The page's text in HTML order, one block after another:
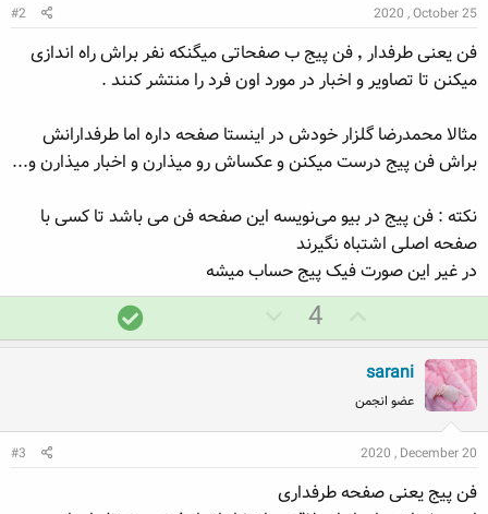
2020 , October 25
#2
فن یعنی طرفدار ٬ فن پیج ب صفحاتی میگنکه نفر براش راه اندازی
میکنن تا تصاویر و اخبار در مورد اون فرد را منتشر کنند .
مثالا محمدرضا گلزار خودش در اینستا صفحه داره اما طرفدارانش
براش فن پیج درست میکنن و عکساش رو میذارن و اخبار میذارن و...
نکته : فن پیج در بیو می‌نویسه این صفحه فن می باشد تا کسی با
صفحه اصلی اشتباه نگیرند
در غیر این صورت فیک پیج حساب میشه
ا
ب
4
ا
ف
پ
ا
د
sarani
عضو انجمن
2020 , December 20
#3
فن پیج یعنی صفحه طرفداری